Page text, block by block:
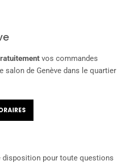
vos commandes
salon de Genève dans le quartier
disposition pour toute questions